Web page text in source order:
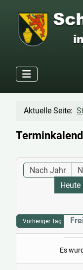
Aktuelle Seite:
Nach Jahr
Heute
Vorheriger Tag
Es